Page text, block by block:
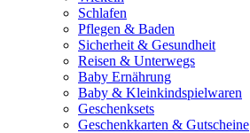
Schlafen
Pflegen & Baden
Sicherheit & Gesundheit
Reisen & Unterwegs
Baby Ernährung
Baby & Kleinkindspielwaren
Geschenksets
Geschenkkarten & Gutscheine